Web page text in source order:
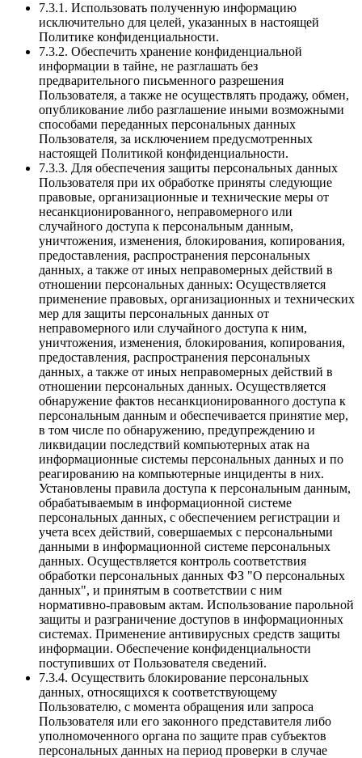
7.3.1. Использовать полученную информацию
исключительно для целей, указанных в настоящей
Политике конфиденциальности.
7.3.2. Обеспечить хранение конфиденциальной
информации в тайне, не разглашать без
предварительного письменного разрешения
Пользователя, а также не осуществлять продажу, обмен,
опубликование либо разглашение иными возможными
способами переданных персональных данных
Пользователя, за исключением предусмотренных
настоящей Политикой конфиденциальности.
7.3.3. Для обеспечения защиты персональных данных
Пользователя при их обработке приняты следующие
правовые, организационные и технические меры от
несанкционированного, неправомерного или
случайного доступа к персональным данным,
уничтожения, изменения, блокирования, копирования,
предоставления, распространения персональных
данных, а также от иных неправомерных действий в
отношении персональных данных: Осуществляется
применение правовых, организационных и технических
мер для защиты персональных данных от
неправомерного или случайного доступа к ним,
уничтожения, изменения, блокирования, копирования,
предоставления, распространения персональных
данных, а также от иных неправомерных действий в
отношении персональных данных. Осуществляется
обнаружение фактов несанкционированного доступа к
персональным данным и обеспечивается принятие мер,
в том числе по обнаружению, предупреждению и
ликвидации последствий компьютерных атак на
информационные системы персональных данных и по
реагированию на компьютерные инциденты в них.
Установлены правила доступа к персональным данным,
обрабатываемым в информационной системе
персональных данных, с обеспечением регистрации и
учета всех действий, совершаемых с персональными
данными в информационной системе персональных
данных. Осуществляется контроль соответствия
обработки персональных данных ФЗ "О персональных
данных", и принятым в соответствии с ним
нормативно-правовым актам. Использование парольной
защиты и разграничение доступов в информационных
системах. Применение антивирусных средств защиты
информации. Обеспечение конфиденциальности
поступивших от Пользователя сведений.
7.3.4. Осуществить блокирование персональных
данных, относящихся к соответствующему
Пользователю, с момента обращения или запроса
Пользователя или его законного представителя либо
уполномоченного органа по защите прав субъектов
персональных данных на период проверки в случае